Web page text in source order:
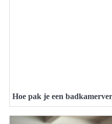
Hoe pak je een